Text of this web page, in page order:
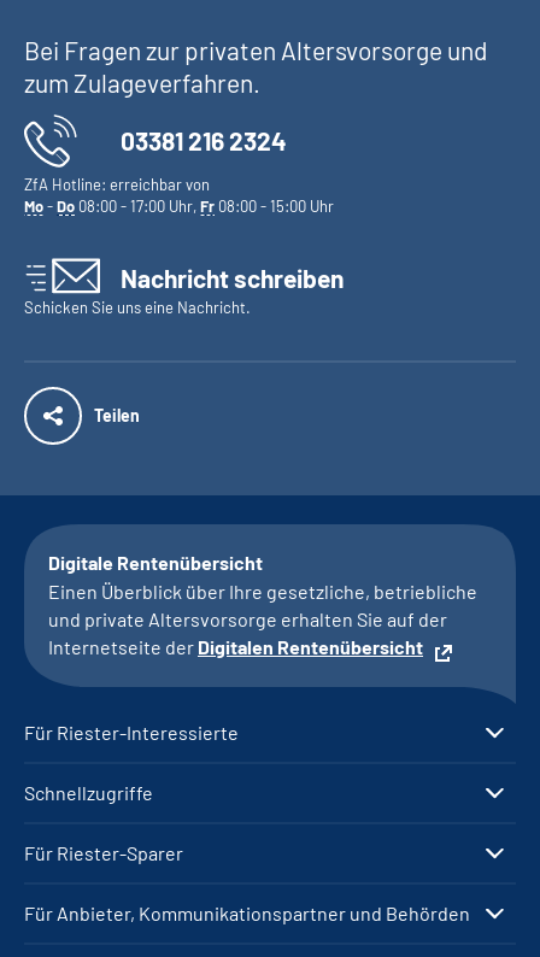
Bei Fragen zur privaten Altersvorsorge und
zum Zulageverfahren.
03381 216 2324
ZfA Hotline: erreichbar von
Mo-Do 08:00 - 17:00 Uhr,Fr 08:00 - 15:00 Uhr
Nachricht schreiben
Schicken Sie uns eine Nachricht.
Teilen
Für Riester-Interessierte
Schnellzugriffe
Für Riester-Sparer
Für Anbieter, Kommunikationspartner und Behörden
Digitale Rentenübersicht
Einen Überblick über Ihre gesetzliche, betriebliche
und private Altersvorsorge erhalten Sie auf der
Internetseite der Digitalen Rentenübersicht